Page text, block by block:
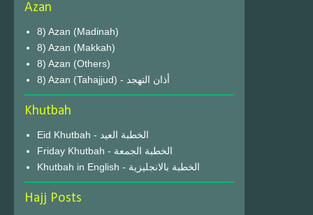
Azan
8) Azan (Madinah)
8) Azan (Makkah)
8) Azan (Others)
8) Azan (Tahajjud) - أذان التهجد
Khutbah
Eid Khutbah - الخطبة العيد
Friday Khutbah - الخطبة الجمعة
Khutbah in English - الخطبة بالانجليزية
Hajj Posts